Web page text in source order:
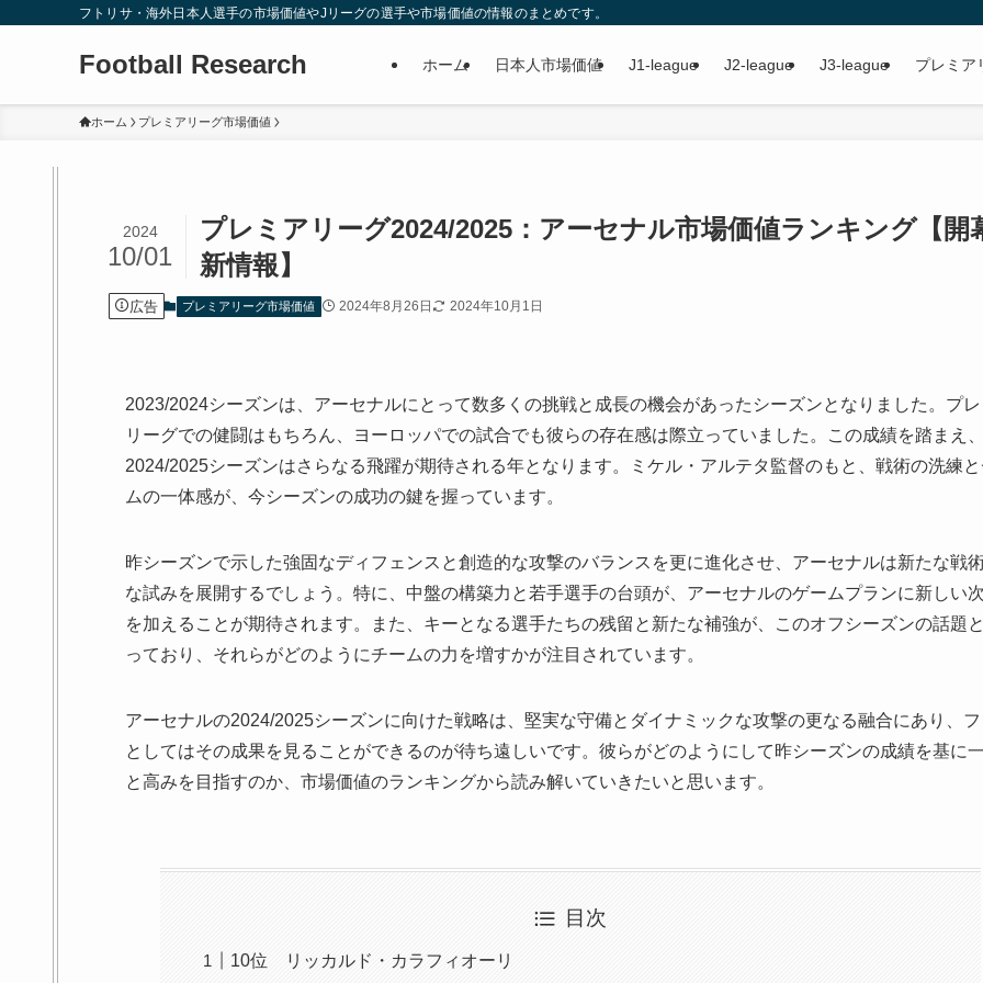
フトリサ・海外日本人選手の市場価値やJリーグの選手や市場価値の情報のまとめです。
Football Research ホーム 日本人市場価値 J1-league J2-league J3-league プレミア
ホーム プレミアリーグ市場価値
プレミアリーグ2024/2025：アーセナル市場価値ランキング【開
新情報】
2024
10/01
広告 プレミアリーグ市場価値 2024年8月26日 2024年10月1日
2023/2024シーズンは、アーセナルにとって数多くの挑戦と成長の機会があったシーズンとなりました。プ
リーグでの健闘はもちろん、ヨーロッパでの試合でも彼らの存在感は際立っていました。この成績を踏まえ、
2024/2025シーズンはさらなる飛躍が期待される年となります。ミケル・アルテタ監督のもと、戦術の洗練
ムの一体感が、今シーズンの成功の鍵を握っています。
昨シーズンで示した強固なディフェンスと創造的な攻撃のバランスを更に進化させ、アーセナルは新たな戦
な試みを展開するでしょう。特に、中盤の構築力と若手選手の台頭が、アーセナルのゲームプランに新しい
を加えることが期待されます。また、キーとなる選手たちの残留と新たな補強が、このオフシーズンの話題
っており、それらがどのようにチームの力を増すかが注目されています。
アーセナルの2024/2025シーズンに向けた戦略は、堅実な守備とダイナミックな攻撃の更なる融合にあり、
としてはその成果を見ることができるのが待ち遠しいです。彼らがどのようにして昨シーズンの成績を基に
と高みを目指すのか、市場価値のランキングから読み解いていきたいと思います。
目次
10位 リッカルド・カラフィオーリ